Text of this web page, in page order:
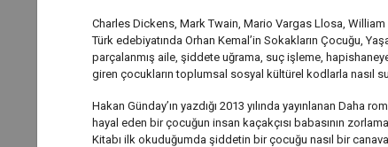
Charles Dickens, Mark Twain, Mario Vargas Llosa,
Türk edebiyatında Orhan Kemal’in Sokakların Çocuğu,
parçalanmış aile, şiddete uğrama, suç işleme,
giren çocukların toplumsal sosyal kültürel kodlarla nasıl
Hakan Günday’ın yazdığı 2013 yılında yayınlanan Daha
hayal eden bir çocuğun insan kaçakçısı babasının
Kitabı ilk okuduğumda şiddetin bir çocuğu nasıl bir